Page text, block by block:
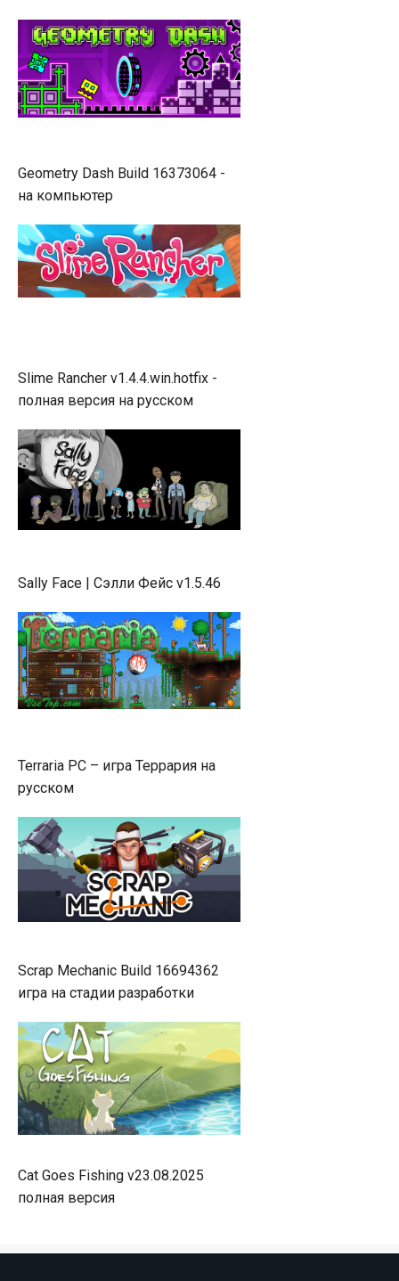
Geometry Dash Build 16373064 -
на компьютер
Slime Rancher v1.4.4.win.hotfix -
полная версия на русском
Sally Face | Сэлли Фейс v1.5.46
Terraria PC – игра Террария на
русском
Scrap Mechanic Build 16694362
игра на стадии разработки
Cat Goes Fishing v23.08.2025
полная версия